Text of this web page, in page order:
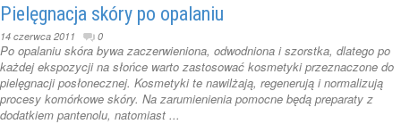
Pielęgnacja skóry po opalaniu
14 czerwca 2011 0
Po opalaniu skóra bywa zaczerwieniona, odwodniona i szorstka, dlatego po
każdej ekspozycji na słońce warto zastosować kosmetyki przeznaczone do
pielęgnacji posłonecznej. Kosmetyki te nawilżają, regenerują i normalizują
procesy komórkowe skóry. Na zarumienienia pomocne będą preparaty z
dodatkiem pantenolu, natomiast ...